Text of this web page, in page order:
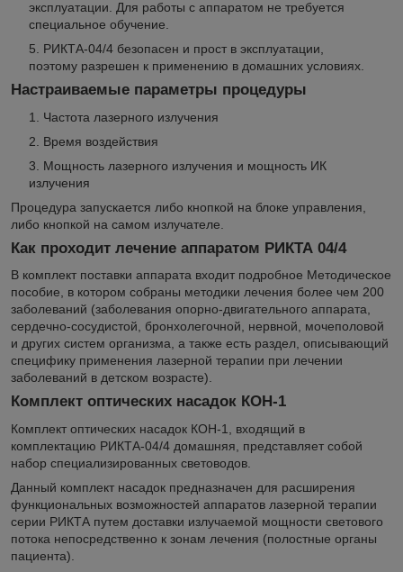
эксплуатации. Для работы с аппаратом не требуется
специальное обучение.
РИКТА-04/4 безопасен и прост в эксплуатации,
поэтому разрешен к применению в домашних условиях.
Настраиваемые параметры процедуры
Частота лазерного излучения
Время воздействия
Мощность лазерного излучения и мощность ИК
излучения
Процедура запускается либо кнопкой на блоке управления,
либо кнопкой на самом излучателе.
Как проходит лечение аппаратом РИКТА 04/4
В комплект поставки аппарата входит подробное Методическое
пособие, в котором собраны методики лечения более чем 200
заболеваний (заболевания опорно-двигательного аппарата,
сердечно-сосудистой, бронхолегочной, нервной, мочеполовой
и других систем организма, а также есть раздел, описывающий
специфику применения лазерной терапии при лечении
заболеваний в детском возрасте).
Комплект оптических насадок КОН-1
Комплект оптических насадок КОН-1, входящий в
комплектацию РИКТА-04/4 домашняя, представляет собой
набор специализированных световодов.
Данный комплект насадок предназначен для расширения
функциональных возможностей аппаратов лазерной терапии
серии РИКТА путем доставки излучаемой мощности светового
потока непосредственно к зонам лечения (полостные органы
пациента).